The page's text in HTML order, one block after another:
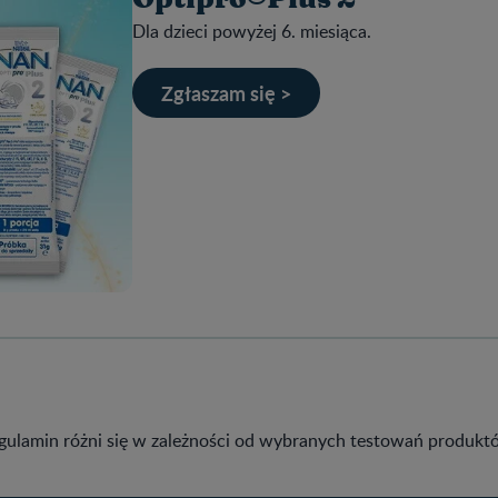
Dla dzieci powyżej 6. miesiąca.
Zgłaszam się >
różni się w zależności od wybranych testowań